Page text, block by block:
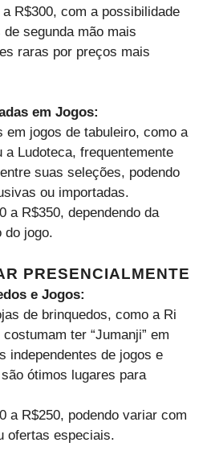
a R$300, com a possibilidade
segunda mão mais
raras por preços mais
em Jogos:
em jogos de tabuleiro, como a
a Ludoteca, frequentemente
suas seleções, podendo
ou importadas.
a R$350, dependendo da
do jogo.
PRESENCIALMENTE
e Jogos:
de brinquedos, como a Ri
ter “Jumanji” em
independentes de jogos e
ótimos lugares para
a R$250, podendo variar com
ofertas especiais.